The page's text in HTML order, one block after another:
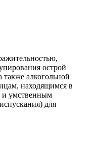
острой
алкогольной
находящимся в
и умственным
для